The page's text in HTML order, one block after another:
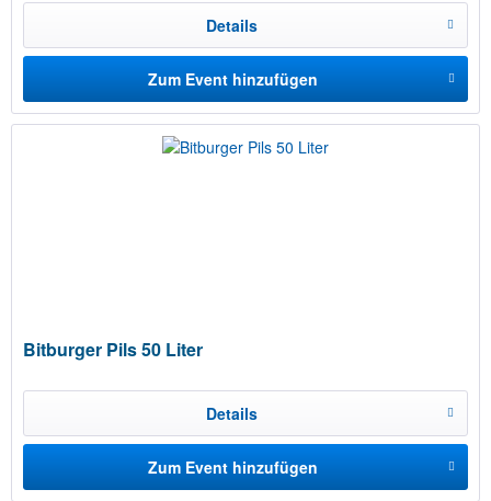
Details
Zum Event hinzufügen
Bitburger Pils 50 Liter
Details
Zum Event hinzufügen